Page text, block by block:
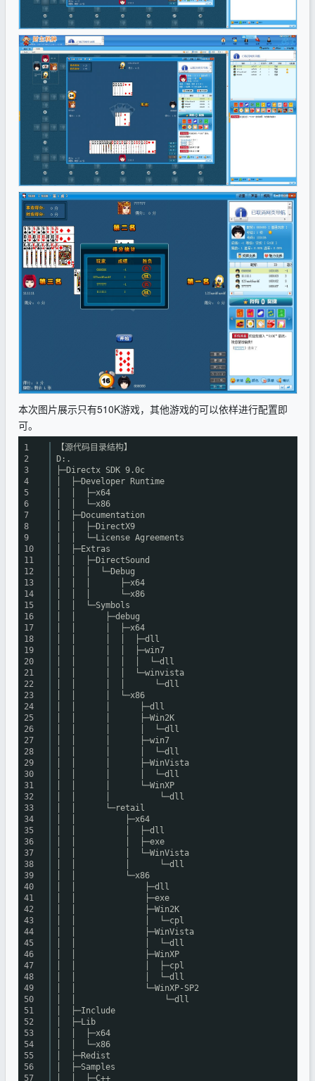
本次图片展示只有510K游戏，其他游戏的可以依样进行配置即
可。
1
2
3
4
5
6
7
8
9
10
11
12
13
14
15
16
17
18
19
20
21
22
23
24
25
26
27
28
29
30
31
32
33
34
35
36
37
38
39
40
41
42
43
44
45
46
47
48
49
50
51
52
53
54
55
56
57
【源代码目录结构】
D:.
├─Directx SDK 9.0c
│ ├─Developer Runtime
│ │ ├─x64
│ │ └─x86
│ ├─Documentation
│ │ ├─DirectX9
│ │ └─License Agreements
│ ├─Extras
│ │ ├─DirectSound
│ │ │ └─Debug
│ │ │ ├─x64
│ │ │ └─x86
│ │ └─Symbols
│ │ ├─debug
│ │ │ ├─x64
│ │ │ │ ├─dll
│ │ │ │ ├─win7
│ │ │ │ │ └─dll
│ │ │ │ └─winvista
│ │ │ │ └─dll
│ │ │ └─x86
│ │ │ ├─dll
│ │ │ ├─Win2K
│ │ │ │ └─dll
│ │ │ ├─win7
│ │ │ │ └─dll
│ │ │ ├─WinVista
│ │ │ │ └─dll
│ │ │ └─WinXP
│ │ │ └─dll
│ │ └─retail
│ │ ├─x64
│ │ │ ├─dll
│ │ │ ├─exe
│ │ │ └─WinVista
│ │ │ └─dll
│ │ └─x86
│ │ ├─dll
│ │ ├─exe
│ │ ├─Win2K
│ │ │ └─cpl
│ │ ├─WinVista
│ │ │ └─dll
│ │ ├─WinXP
│ │ │ ├─cpl
│ │ │ └─dll
│ │ └─WinXP-SP2
│ │ └─dll
│ ├─Include
│ ├─Lib
│ │ ├─x64
│ │ └─x86
│ ├─Redist
│ ├─Samples
│ │ ├─C++